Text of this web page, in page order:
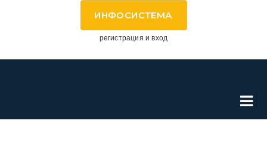
ИНФОСИСТЕМА
регистрация и вход